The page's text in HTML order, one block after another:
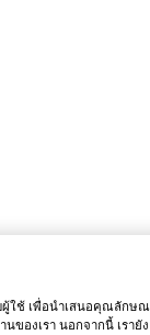
ผู้ใช้ เพื่อนำเสนอคุณลักษ
ของเรา นอกจากนี้ เรายั